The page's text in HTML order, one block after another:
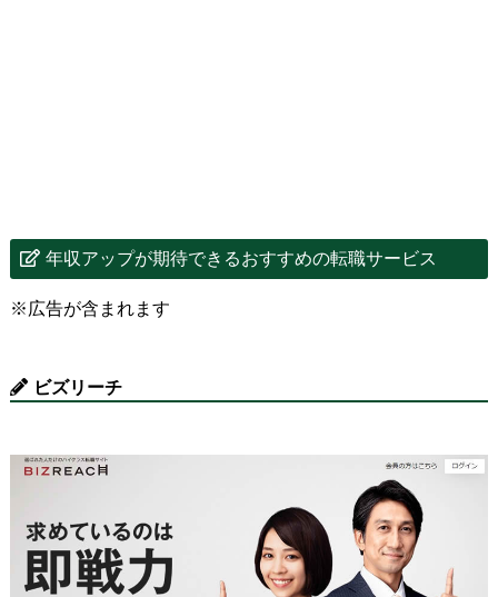
年収アップが期待できるおすすめの転職サービス
※広告が含まれます
ビズリーチ